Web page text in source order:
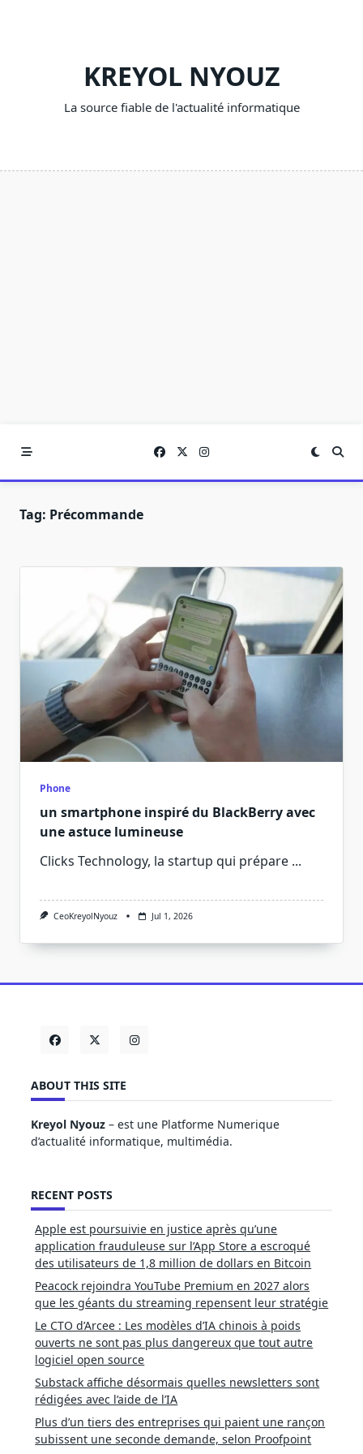
KREYOL NYOUZ
La source fiable de l'actualité informatique
Tag: Précommande
Phone
un smartphone inspiré du BlackBerry avec
une astuce lumineuse
Clicks Technology, la startup qui prépare ...
CeoKreyolNyouz Jul 1, 2026
ABOUT THIS SITE
Kreyol Nyouz – est une Platforme Numerique
d’actualité informatique, multimédia.
RECENT POSTS
Apple est poursuivie en justice après qu’une
application frauduleuse sur l’App Store a escroqué
des utilisateurs de 1,8 million de dollars en Bitcoin
Peacock rejoindra YouTube Premium en 2027 alors
que les géants du streaming repensent leur stratégie
Le CTO d’Arcee : Les modèles d’IA chinois à poids
ouverts ne sont pas plus dangereux que tout autre
logiciel open source
Substack affiche désormais quelles newsletters sont
rédigées avec l’aide de l’IA
Plus d’un tiers des entreprises qui paient une rançon
subissent une seconde demande, selon Proofpoint